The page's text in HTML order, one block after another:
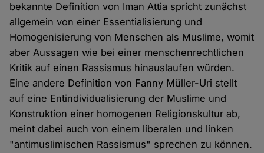
bekannte Definition von Iman Attia spricht zunächst
allgemein von einer Essentialisierung und
Homogenisierung von Menschen als Muslime, womit
aber Aussagen wie bei einer menschenrechtlichen
Kritik auf einen Rassismus hinauslaufen würden.
Eine andere Definition von Fanny Müller-Uri stellt
auf eine Entindividualisierung der Muslime und
Konstruktion einer homogenen Religionskultur ab,
meint dabei auch von einem liberalen und linken
"antimuslimischen Rassismus" sprechen zu können.